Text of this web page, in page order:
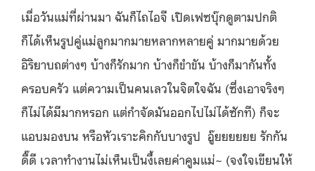
เมื่อวันแม่ที่ผ่านมา ฉันก็ไถไอจี เปิดเฟซบุ๊กดูตามปกติ
ก็ได้เห็นรูปคู่แม่ลูกมากมายหลากหลายคู่ มากมายด้วย
อิริยาบถต่างๆ บ้างก็รักมาก บ้างก็ขำขัน บ้างก็มากันทั้ง
ครอบครัว แต่ความเป็นคนเลวในจิตใจฉัน (ซึ่งเอาจริงๆ
ก็ไม่ได้มีมากหรอก แต่กำจัดมันออกไปไม่ได้ซักที) ก็จะ
แอบมองบน หรือหัวเราะคิกกับบางรูป อู๊ยยยยยย รักกัน
ดี๊ดี เวลาทำงานไม่เห็นเป็นงี้เลยค่าคูมแม่~ (จงใจเขียนให้